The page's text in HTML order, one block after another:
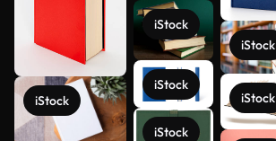
iStock
iStock
iStock
iStock
iStock
iStock